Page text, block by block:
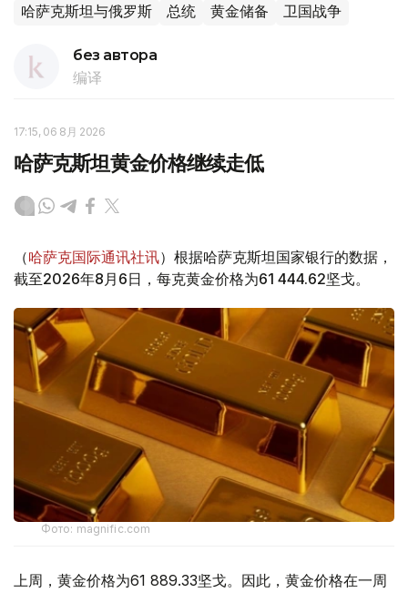
哈萨克斯坦与俄罗斯 总统 黄金储备 卫国战争
без автора
编译
17:15, 06 8月 2026
哈萨克斯坦黄金价格继续走低
（哈萨克国际通讯社讯）根据哈萨克斯坦国家银行的数据，
截至2026年8月6日，每克黄金价格为61 444.62坚戈。
Фото: magnific.com
上周，黄金价格为61 889.33坚戈。因此，黄金价格在一周